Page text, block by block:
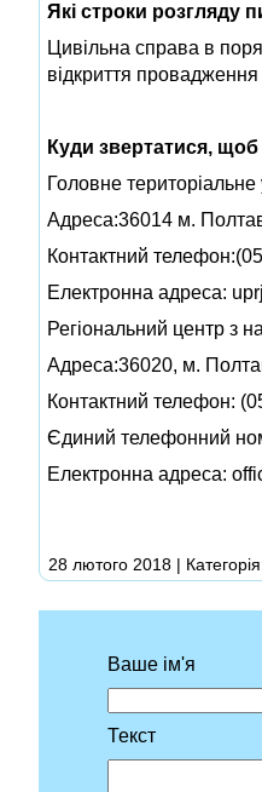
Які строки розгляду
Цивільна справа в
відкриття провадження
Куди звертатися,
Головне територіальне
Адреса:36014 м.
Контактний
Електронна адреса:
Регіональний центр з
Адреса:36020, м.
Контактний телефон:
Єдиний телефонний
Електронна адреса:
28 лютого 2018 |
Ваше ім'я
Текст